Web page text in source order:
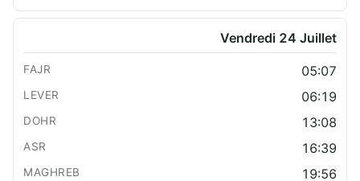
Vendredi 24 Juillet
05:07
06:19
13:08
16:39
19:56